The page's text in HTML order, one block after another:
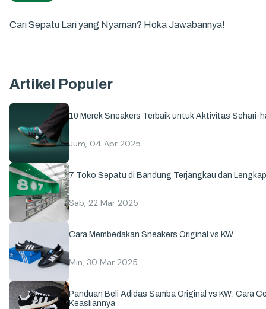
Cari Sepatu Lari yang Nyaman? Hoka Jawabannya!
Artikel Populer
10 Merek Sneakers Terbaik untuk Aktivitas Sehari-
Jum, 04 Apr 2025
7 Toko Sepatu di Bandung Terjangkau dan Lengkap
Sab, 22 Mar 2025
Cara Membedakan Sneakers Original vs KW
Min, 30 Mar 2025
Panduan Beli Adidas Samba Original vs KW: Cara
Keasliannya